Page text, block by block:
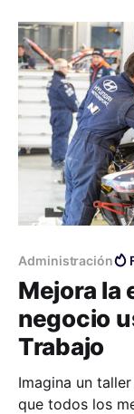
sus fechas de
quedan
Administración
Mejora la
negocio
Trabajo
Imagina un
que todos los